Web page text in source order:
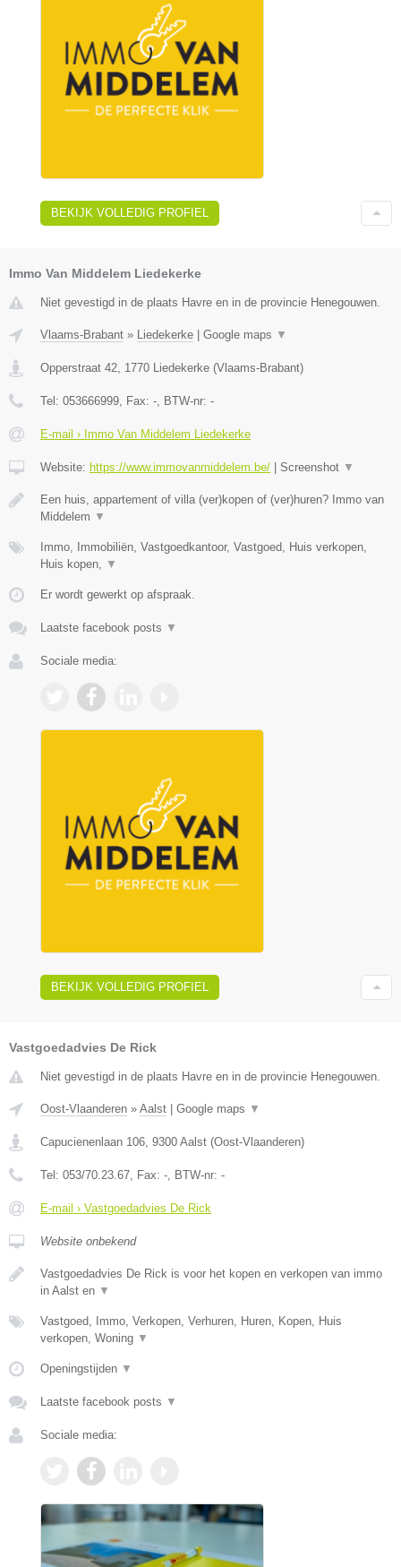
BEKIJK VOLLEDIG PROFIEL
Immo Van Middelem Liedekerke
Niet gevestigd in de plaats Havre en in de provincie Henegouwen.
Vlaams-Brabant » Liedekerke Google maps ▼
Opperstraat 42 1770 Liedekerke (Vlaams-Brabant)
Tel: 053666999 , Fax: - , BTW-nr: -
E-mail › Immo Van Middelem Liedekerke
Website: https://www.immovanmiddelem.be/ Screenshot ▼
Een huis, appartement of villa (ver)kopen of (ver)huren? Immo van
Middelem ▼
Immo, Immobiliën, Vastgoedkantoor, Vastgoed, Huis verkopen,
Huis kopen,
▼
Er wordt gewerkt op afspraak.
Laatste facebook posts ▼
Sociale media:
BEKIJK VOLLEDIG PROFIEL
Vastgoedadvies De Rick
Niet gevestigd in de plaats Havre en in de provincie Henegouwen.
Oost-Vlaanderen » Aalst Google maps ▼
Capucienenlaan 106 9300 Aalst (Oost-Vlaanderen)
Tel: 053/70.23.67 , Fax: - , BTW-nr: -
E-mail › Vastgoedadvies De Rick
Website onbekend
Vastgoedadvies De Rick is voor het kopen en verkopen van immo
in Aalst en ▼
Vastgoed, Immo, Verkopen, Verhuren, Huren, Kopen, Huis
verkopen, Woning ▼
Openingstijden ▼
Laatste facebook posts ▼
Sociale media: